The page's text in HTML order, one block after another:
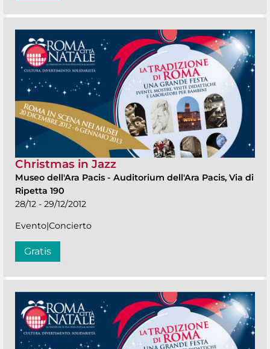
Christmas in Jazz
Museo dell'Ara Pacis - Auditorium dell'Ara Pacis, Via di
Ripetta 190
28/12 - 29/12/2012
Evento|Concierto
Gratis